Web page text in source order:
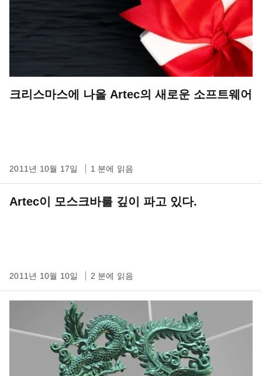
크리스마스에 나올 Artec의 새로운 소프트웨어
2011년 10월 17일 1 분에 읽음
Artec이 모스크바를 깊이 파고 있다.
2011년 10월 10일 2 분에 읽음